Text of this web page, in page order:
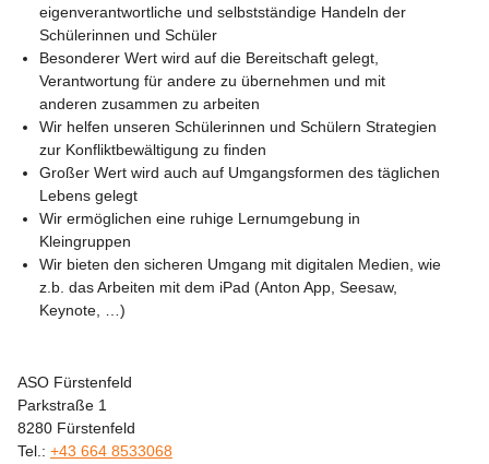
eigenverantwortliche und selbstständige Handeln der
Schülerinnen und Schüler
Besonderer Wert wird auf die Bereitschaft gelegt,
Verantwortung für andere zu übernehmen und mit
anderen zusammen zu arbeiten
Wir helfen unseren Schülerinnen und Schülern Strategien
zur Konfliktbewältigung zu finden
Großer Wert wird auch auf Umgangsformen des täglichen
Lebens gelegt
Wir ermöglichen eine ruhige Lernumgebung in
Kleingruppen
Wir bieten den sicheren Umgang mit digitalen Medien, wie
z.b. das Arbeiten mit dem iPad (Anton App, Seesaw,
Keynote, …)
ASO Fürstenfeld
Parkstraße 1
8280 Fürstenfeld
Tel.: +43 664 8533068